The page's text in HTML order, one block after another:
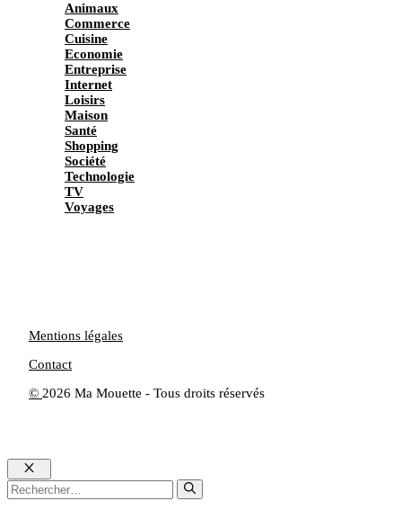
Animaux
Commerce
Cuisine
Economie
Entreprise
Internet
Loisirs
Maison
Santé
Shopping
Société
Technologie
TV
Voyages
© 2026 Ma Mouette - Tous droits réservés
Mentions légales
Contact
Fermer
Rechercher :